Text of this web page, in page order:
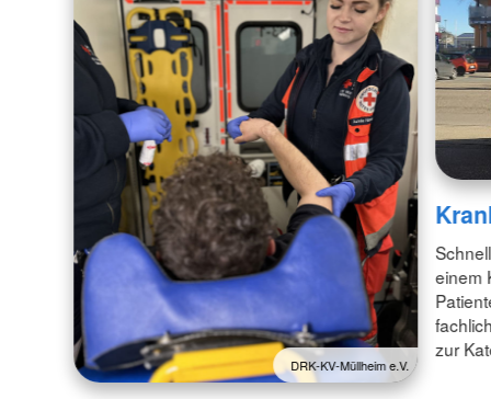
DRK-KV-Müllheim e.V.
einem
zur